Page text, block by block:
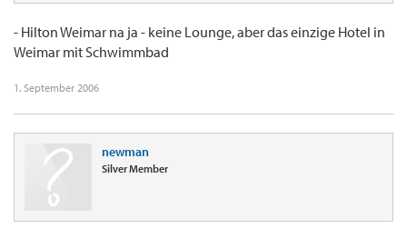
- Hilton Weimar na ja - keine Lounge, aber das einzige Hotel in
Weimar mit Schwimmbad
1. September 2006
newman
Silver Member